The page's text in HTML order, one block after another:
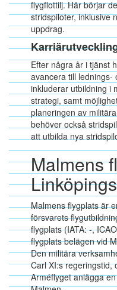
flygflottilj. Här börjar
stridspiloter, inklusive
uppdrag.
Efter några år i tjänst
avancera till lednings-
inkluderar utbildning i
strategi, samt
planeringen av
behöver också
att utbilda nya
Malmens
Malmens flygplats är
försvarets
flygplats (IATA: -,
flygplats belägen vid
Den militära
Carl XI:s regeringstid,
Arméflyget anlägga